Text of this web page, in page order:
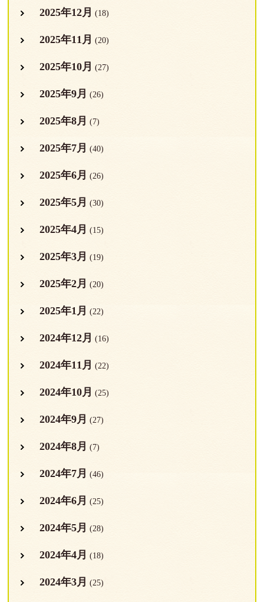
2025年12月 (18)
2025年11月 (20)
2025年10月 (27)
2025年9月 (26)
2025年8月 (7)
2025年7月 (40)
2025年6月 (26)
2025年5月 (30)
2025年4月 (15)
2025年3月 (19)
2025年2月 (20)
2025年1月 (22)
2024年12月 (16)
2024年11月 (22)
2024年10月 (25)
2024年9月 (27)
2024年8月 (7)
2024年7月 (46)
2024年6月 (25)
2024年5月 (28)
2024年4月 (18)
2024年3月 (25)